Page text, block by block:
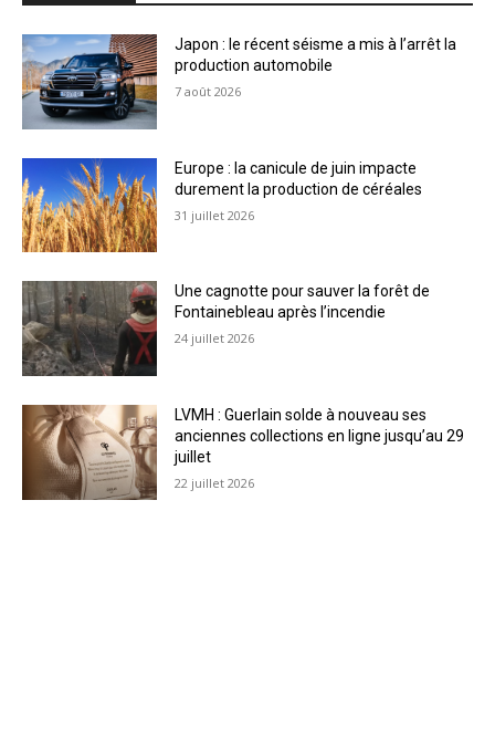
Japon : le récent séisme a mis à l’arrêt la
production automobile
7 août 2026
Europe : la canicule de juin impacte
durement la production de céréales
31 juillet 2026
Une cagnotte pour sauver la forêt de
Fontainebleau après l’incendie
24 juillet 2026
LVMH : Guerlain solde à nouveau ses
anciennes collections en ligne jusqu’au 29
juillet
22 juillet 2026